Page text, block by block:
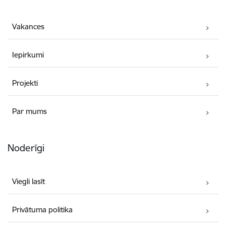
Vakances
Iepirkumi
Projekti
Par mums
Noderīgi
Viegli lasīt
Privātuma politika